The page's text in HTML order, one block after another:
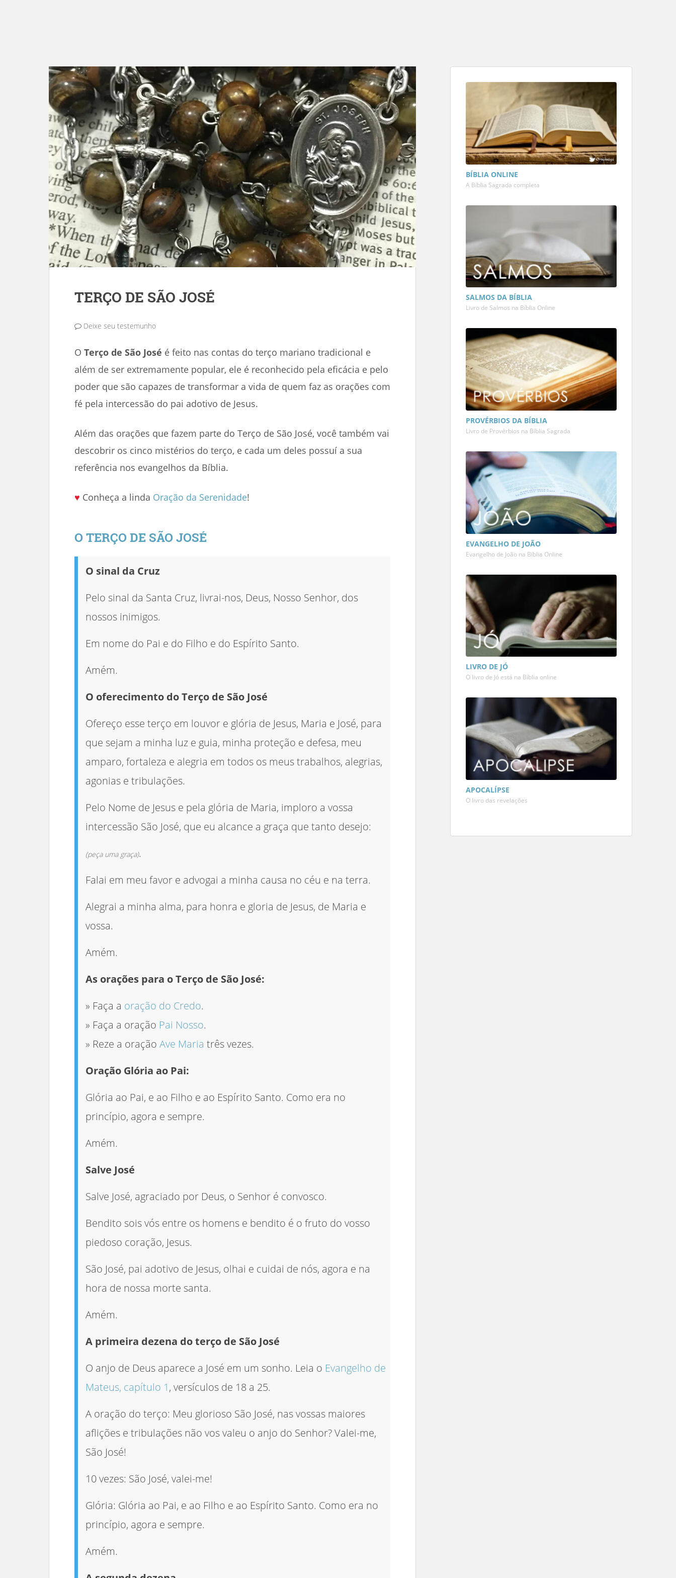
TERÇO DE SÃO JOSÉ
Deixe seu testemunho
O Terço de São José é feito nas contas do terço mariano tradicional e
além de ser extremamente popular, ele é reconhecido pela eficácia e pelo
poder que são capazes de transformar a vida de quem faz as orações com
fé pela intercessão do pai adotivo de Jesus.
Além das orações que fazem parte do Terço de São José, você também vai
descobrir os cinco mistérios do terço, e cada um deles possuí a sua
referência nos evangelhos da Bíblia.
♥ Conheça a linda Oração da Serenidade!
O TERÇO DE SÃO JOSÉ
O sinal da Cruz
Pelo sinal da Santa Cruz, livrai-nos, Deus, Nosso Senhor, dos
nossos inimigos.
Em nome do Pai e do Filho e do Espírito Santo.
Amém.
O oferecimento do Terço de São José
Ofereço esse terço em louvor e glória de Jesus, Maria e José, para
que sejam a minha luz e guia, minha proteção e defesa, meu
amparo, fortaleza e alegria em todos os meus trabalhos, alegrias,
agonias e tribulações.
Pelo Nome de Jesus e pela glória de Maria, imploro a vossa
intercessão São José, que eu alcance a graça que tanto desejo:
(peça uma graça).
Falai em meu favor e advogai a minha causa no céu e na terra.
Alegrai a minha alma, para honra e gloria de Jesus, de Maria e
vossa.
Amém.
As orações para o Terço de São José:
» Faça a oração do Credo.
» Faça a oração Pai Nosso.
» Reze a oração Ave Maria três vezes.
Oração Glória ao Pai:
Glória ao Pai, e ao Filho e ao Espírito Santo. Como era no
princípio, agora e sempre.
Amém.
Salve José
Salve José, agraciado por Deus, o Senhor é convosco.
Bendito sois vós entre os homens e bendito é o fruto do vosso
piedoso coração, Jesus.
São José, pai adotivo de Jesus, olhai e cuidai de nós, agora e na
hora de nossa morte santa.
Amém.
A primeira dezena do terço de São José
O anjo de Deus aparece a José em um sonho. Leia o Evangelho de
Mateus, capítulo 1, versículos de 18 a 25.
A oração do terço: Meu glorioso São José, nas vossas maiores
aflições e tribulações não vos valeu o anjo do Senhor? Valei-me,
São José!
10 vezes: São José, valei-me!
Glória: Glória ao Pai, e ao Filho e ao Espírito Santo. Como era no
princípio, agora e sempre.
Amém.
BÍBLIA ONLINE
A Bíblia Sagrada completa
SALMOS DA BÍBLIA
Livro de Salmos na Bíblia Online
PROVÉRBIOS DA BÍBLIA
Livro de Provérbios na Bíblia Sagrada
EVANGELHO DE JOÃO
Evangelho de João na Bíblia Online
LIVRO DE JÓ
O livro de Jó está na Bíblia online
APOCALÍPSE
O livro das revelações